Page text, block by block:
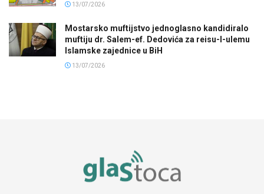
13/07/2026
Mostarsko muftijstvo jednoglasno kandidiralo
muftiju dr. Salem-ef. Dedovića za reisu-l-ulemu
Islamske zajednice u BiH
13/07/2026